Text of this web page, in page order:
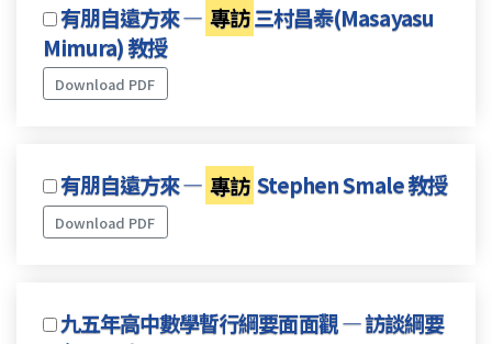
有朋自遠方來 — 專訪三村昌泰(Masayasu
Mimura) 教授
Download PDF
有朋自遠方來 — 專訪 Stephen Smale 教授
Download PDF
九五年高中數學暫行綱要面面觀 — 訪談綱要